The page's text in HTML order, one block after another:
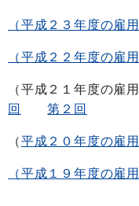
（平成２３年度の雇
（平成２２年度の雇
（平成２１年度の雇
回
第２回
（平成２０年度の雇
（平成１９年度の雇